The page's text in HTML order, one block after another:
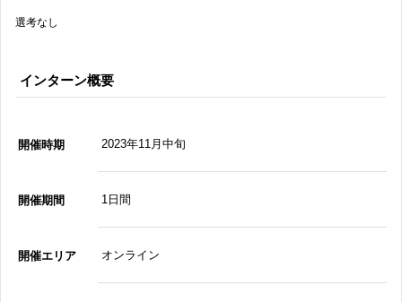
選考なし
インターン概要
開催時期 2023年11月中旬
開催期間 1日間
開催エリア オンライン